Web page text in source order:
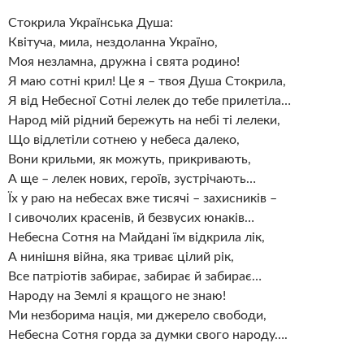
Стокрила Українська Душа:
Квітуча, мила, нездоланна Україно,
Моя незламна, дружна і свята родино!
Я маю сотні крил! Це я – твоя Душа Стокрила,
Я від Небесної Сотні лелек до тебе прилетіла…
Народ мій рідний бережуть на небі ті лелеки,
Що відлетіли сотнею у небеса далеко,
Вони крильми, як можуть, прикривають,
А ще – лелек нових, героїв, зустрічають…
Їх у раю на небесах вже тисячі – захисників –
І сивочолих красенів, й безвусих юнаків…
Небесна Сотня на Майдані їм відкрила лік,
А нинішня війна, яка триває цілий рік,
Все патріотів забирає, забирає й забирає…
Народу на Землі я кращого не знаю!
Ми незборима нація, ми джерело свободи,
Небесна Сотня горда за думки свого народу….